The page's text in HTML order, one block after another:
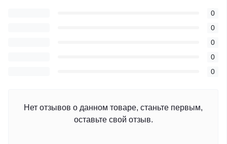
0
0
0
0
0
Нет отзывов о данном товаре, станьте первым,
оставьте свой отзыв.